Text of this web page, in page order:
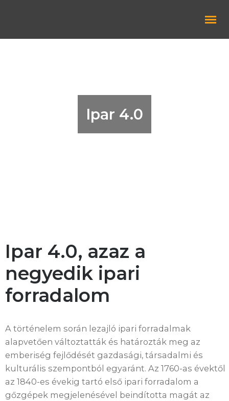
Ipari automatizálás
Robotcellák
Mérnöki tanácsadás
Karbantartás
Ipar 4.0
Ipar 4.0, azaz a
negyedik ipari
forradalom
A történelem során lezajló ipari forradalmak
alapvetően változtatták és határozták meg az
emberiség fejlődését gazdasági, társadalmi és
kulturális szempontból egyaránt. Az 1760-as évektől
az 1840-es évekig tartó első ipari forradalom a
gőzgépek megjelenésével beindította magát az